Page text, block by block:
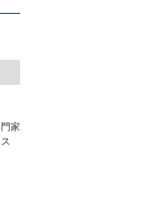
家